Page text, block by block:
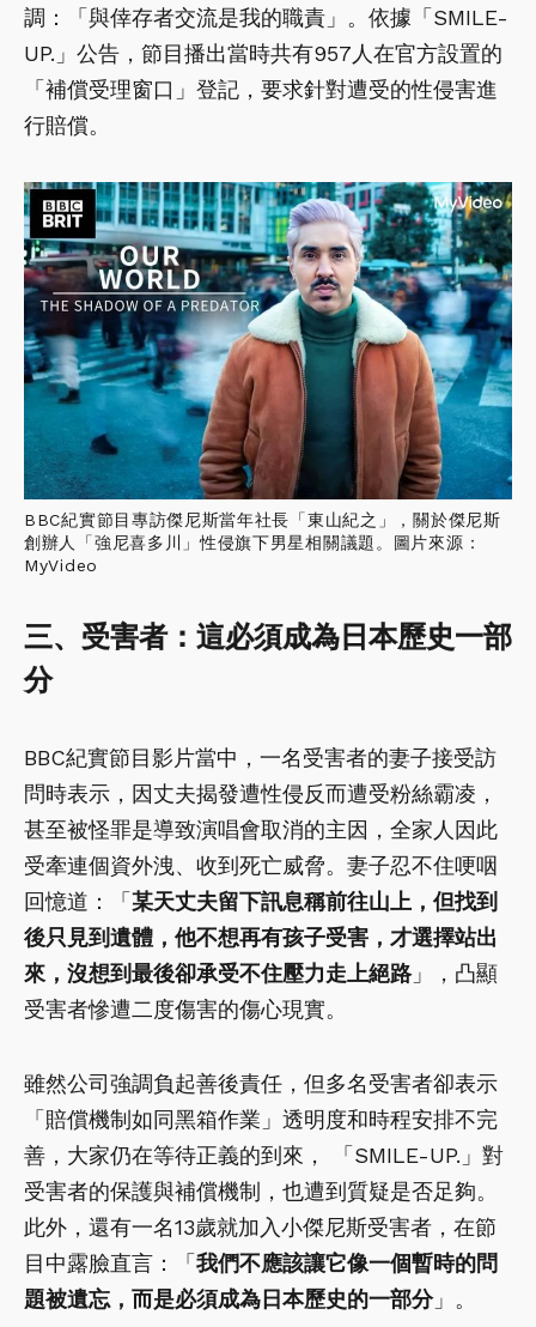
調：「與倖存者交流是我的職責」。依據「SMILE-
UP.」公告，節目播出當時共有957人在官方設置的
「補償受理窗口」登記，要求針對遭受的性侵害進
行賠償。
BBC紀實節目專訪傑尼斯當年社長「東山紀之」，關於傑尼斯
創辦人「強尼喜多川」性侵旗下男星相關議題。圖片來源：
MyVideo
三、受害者：這必須成為 日本歷史一部
分
BBC紀實節目影片當中，一名受害者的妻子接受訪
問時表示，因丈夫揭發遭性侵反而遭受粉絲霸凌，
甚至被怪罪是導致演唱會取消的主因，全家人因此
受牽連個資外洩、收到死亡威脅。妻子忍不住哽咽
回憶道：「某天丈夫留下訊息稱前往山上，但找到
後只見到遺體，他不想再有孩子受害，才選擇站出
來，沒想到最後卻承受不住壓力走上絕路」，凸顯
受害者慘遭二度傷害的傷心現實。
雖然公司強調負起善後責任，但多名受害者卻表示
「賠償機制如同黑箱作業」透明度和時程安排不完
善，大家仍在等待正義的到來， 「SMILE-UP.」對
受害者的保護與補償機制，也遭到質疑是否足夠。
此外，還有一名13歲就加入小傑尼斯受害者，在節
目中露臉直言：「我們不應該讓它像一個暫時的問
題被遺忘，而是必須成為日本歷史的一部分」。